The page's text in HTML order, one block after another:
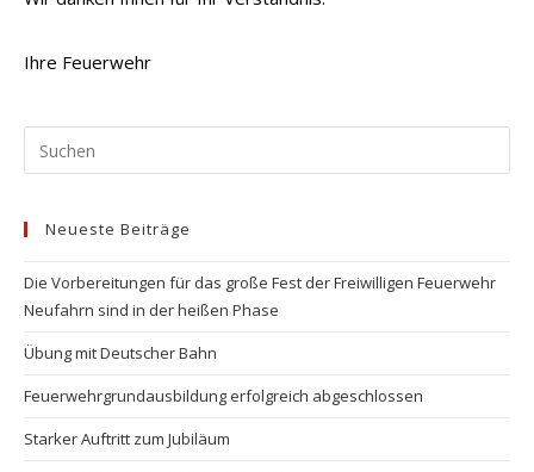
Ihre Feuerwehr
Neueste Beiträge
Die Vorbereitungen für das große Fest der Freiwilligen Feuerwehr
Neufahrn sind in der heißen Phase
Übung mit Deutscher Bahn
Feuerwehrgrundausbildung erfolgreich abgeschlossen
Starker Auftritt zum Jubiläum